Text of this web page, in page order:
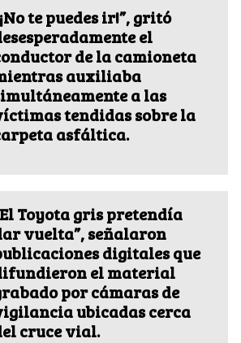
te puedes ir!”, gritó
el
de la camioneta
auxiliaba
a las
tendidas sobre la
asfáltica.
Toyota gris pretendía
vuelta”, señalaron
digitales que
el material
por cámaras de
ubicadas cerca
cruce vial.